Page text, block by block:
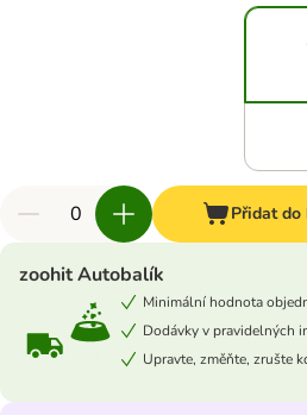
Přidat
zoohit Autobalík
Minimální hodnota
Dodávky v pravidelných
Upravte, změňte, zrušte